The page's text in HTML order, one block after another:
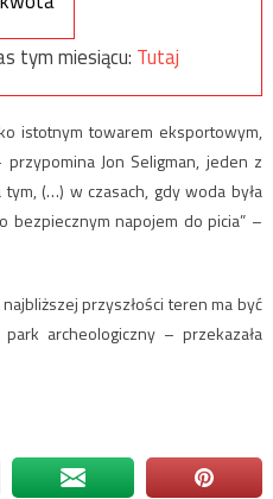
tym miesiącu: Tutaj
istotnym towarem eksportowym,
Jon Seligman, jeden z
(…) w czasach, gdy woda była
bezpiecznym napojem do picia” –
przyszłości teren ma być
archeologiczny – przekazała